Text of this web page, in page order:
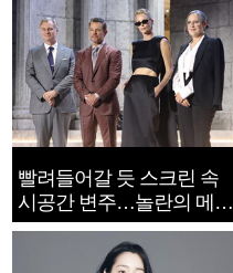
빨려들어갈 듯 스크린 속
시공간 변주…놀란의 메시
지는 ‘전쟁 속죄’